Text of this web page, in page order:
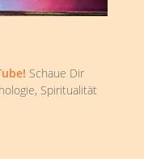
Schaue Dir
Spiritualität